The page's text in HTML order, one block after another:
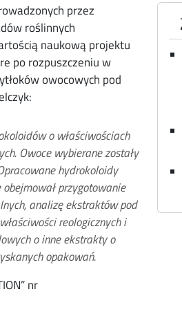
przez
roślinnych
naukową projektu
po rozpuszczeniu w
owocowych pod
o właściwościach
Owoce wybierane zostały
hydrokoloidy
przygotowanie
analizę ekstraktów pod
reologicznych i
o inne ekstrakty o
opakowań.
nr